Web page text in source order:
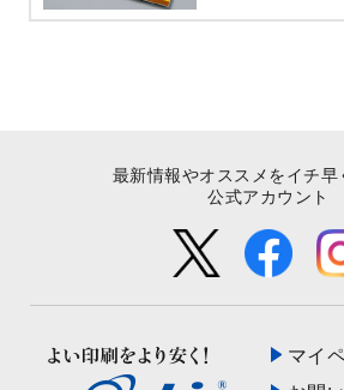
マイ
最新情報やオススメをイチ早
公式アカウント